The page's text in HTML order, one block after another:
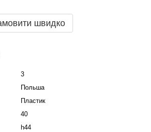
швидко
3
Польша
Пластик
40
h44